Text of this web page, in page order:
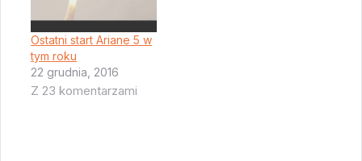
Ostatni start Ariane 5 w
tym roku
22 grudnia, 2016
Z 23 komentarzami